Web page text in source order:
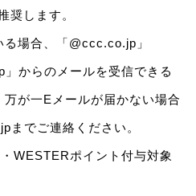
奨します。
る場合、「@ccc.co.jp」
からのメールを受信できる
が一Eメールが届かない場合
でご連絡ください。
WESTERポイント付与対象